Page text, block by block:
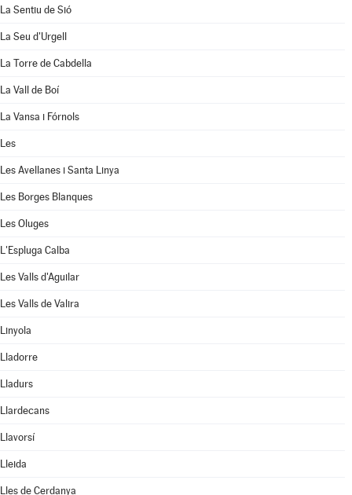
La Sentiu de Sió
La Seu d'Urgell
La Torre de Cabdella
La Vall de Boí
La Vansa i Fórnols
Les
Les Avellanes i Santa Linya
Les Borges Blanques
Les Oluges
L'Espluga Calba
Les Valls d'Aguilar
Les Valls de Valira
Linyola
Lladorre
Lladurs
Llardecans
Llavorsí
Lleida
Lles de Cerdanya